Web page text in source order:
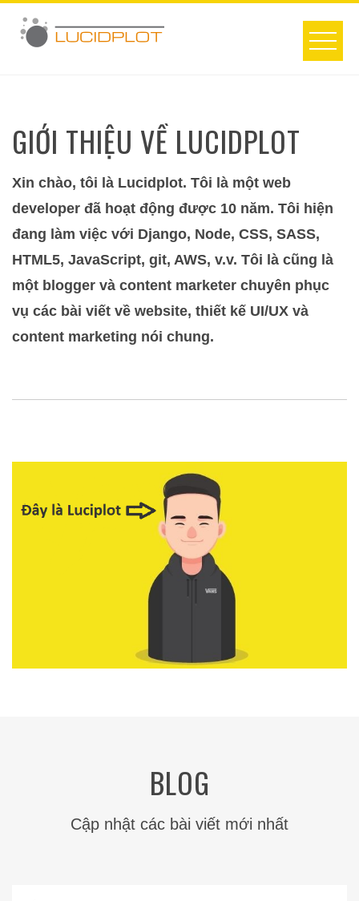
GIỚI THIỆU VỀ LUCIDPLOT
Xin chào, tôi là Lucidplot. Tôi là một web
developer đã hoạt động được 10 năm. Tôi hiện
đang làm việc với Django, Node, CSS, SASS,
HTML5, JavaScript, git, AWS, v.v. Tôi là cũng là
một blogger và content marketer chuyên phục
vụ các bài viết về website, thiết kế UI/UX và
content marketing nói chung.
BLOG
Cập nhật các bài viết mới nhất